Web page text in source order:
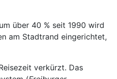
über 40 % seit 1990 wird
am Stadtrand eingerichtet,
verkürzt. Das